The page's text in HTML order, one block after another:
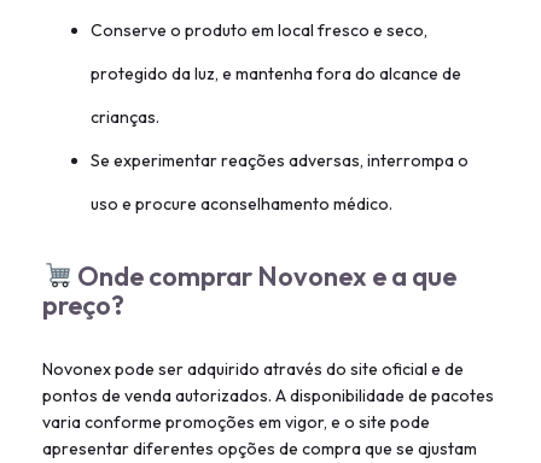
Conserve o produto em local fresco e seco,
protegido da luz, e mantenha fora do alcance de
crianças.
Se experimentar reações adversas, interrompa o
uso e procure aconselhamento médico.
Onde comprar Novonex e a que
preço?
Novonex pode ser adquirido através do site oficial e de
pontos de venda autorizados. A disponibilidade de pacotes
varia conforme promoções em vigor, e o site pode
apresentar diferentes opções de compra que se ajustam